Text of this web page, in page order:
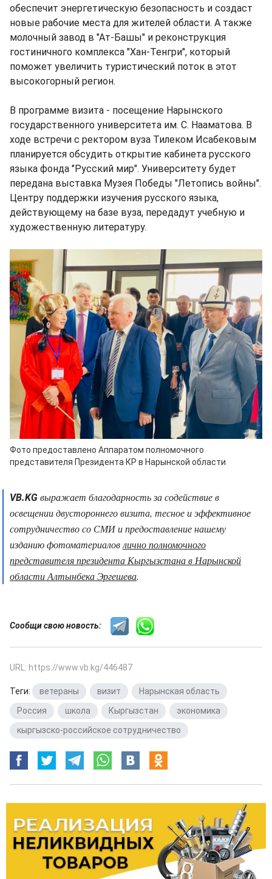
обеспечит энергетическую безопасность и создаст
новые рабочие места для жителей области. А также
молочный завод в "Ат-Башы" и реконструкция
гостиничного комплекса "Хан-Тенгри", который
поможет увеличить туристический поток в этот
высокогорный регион.
В программе визита - посещение Нарынского
государственного университета им. С. Нааматова. В
ходе встречи с ректором вуза Тилеком Исабековым
планируется обсудить открытие кабинета русского
языка фонда "Русский мир". Университету будет
передана выставка Музея Победы "Летопись войны".
Центру поддержки изучения русского языка,
действующему на базе вуза, передадут учебную и
художественную литературу.
Фото предоставлено Аппаратом полномочного
представителя Президента КР в Нарынской области
VB.KG выражает благодарность за содействие в
освещении двустороннего визита, тесное и эффективное
сотрудничество со СМИ и предоставление нашему
изданию фотоматериаловлично полномочного
представителя президента Кыргызстана в Нарынской
области Алтынбека Эргешева.
Сообщи свою новость:
URL: https://www.vb.kg/446487
Теги: ветераны визит Нарынская область
Россия
школа Кыргызстан экономика
кыргызско-российское сотрудничество